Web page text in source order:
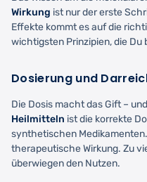
Wirkung ist nur der erste
Effekte kommt es auf die
wichtigsten Prinzipien, die Du
Dosierung und
Die Dosis macht das Gift –
Heilmitteln ist die korrekte
synthetischen
therapeutische Wirkung. Zu
überwiegen den Nutzen.